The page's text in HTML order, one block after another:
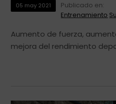
05 may 2021
Publicado en:
Entrenamiento
Aumento de fuerza,
mejora del rendimiento